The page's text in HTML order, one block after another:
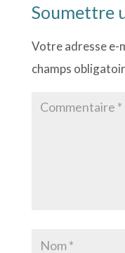
Soumettre
Votre adresse e-
champs